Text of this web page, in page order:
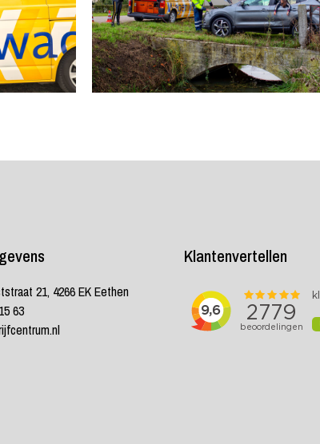
21, 4266 EK Eethen
63
Klantenvertellen